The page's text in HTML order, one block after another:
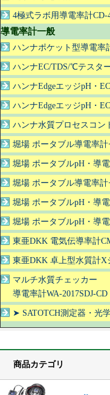
4極式ラボ用導電率計CD-
導電率計一般
ハンナポケット型導電率
ハンナEC/TDS/℃テスタ
ハンナEdgeエッジpH・
ハンナEdgeエッジpH・
ハンナ水質プロセスコン
堀場 ポータブル導電率計
堀場 ポータブルpH・導
堀場 ポータブル導電率計
堀場 ポータブルpH・導
堀場 ポータブルpH・導
東亜DKK 電気伝導率計
東亜DKK 卓上型水質計X
マルチ水質チェッカー
導電率計WA-2017SDJ-CD
➤ SATOTCH測定器・光
商品カテゴリ